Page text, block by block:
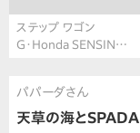
ステップ ワゴン
G・Honda SENSIN…
パパーダさん
天草の海とSPADA